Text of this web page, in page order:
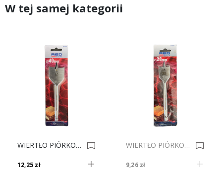
W tej samej kategorii
WIERTŁO PIÓRKOWE FI-40 0014704
12,25 zł
WIERTŁO PIÓRKOWE FI-28 0014698
9,26 zł